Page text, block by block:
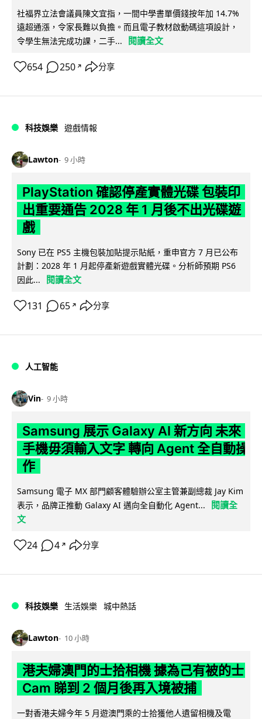
社福界立法會議員陳文宜指，一間中學書單價錢按年加 14.7%
遠超通漲，令家長難以負擔。而且電子教材啟動碼這項設計，
令學生無法完成功課，二手...
閱讀全文
654 250 ↗ 分享
科技娛樂 遊戲情報
Lawton 9 小時
PlayStation 確認停產實體光碟 包裝印
出重要通告 2028 年 1 月後不出光碟遊
戲
Sony 已在 PS5 主機包裝加貼提示貼紙，重申官方 7 月已公布
計劃：2028 年 1 月起停產新遊戲實體光碟。分析師預期 PS6
因此...
閱讀全文
131 65 ↗ 分享
人工智能
Vin 9 小時
Samsung 展示 Galaxy AI 新方向 未來
手機毋須輸入文字 轉向 Agent 全自動操
作
Samsung 電子 MX 部門顧客體驗辦公室主管兼副總裁 Jay Kim
表示，品牌正推動 Galaxy AI 邁向全自動化 Agent...
閱讀全
文
24 4 ↗ 分享
科技娛樂 生活娛樂 城中熱話
Lawton 10 小時
港夫婦澳門的士拾相機 據為己有被的士
Cam 睇到 2 個月後再入境被捕
一對香港夫婦今年 5 月遊澳門乘的士拾獲他人遺留相機及電